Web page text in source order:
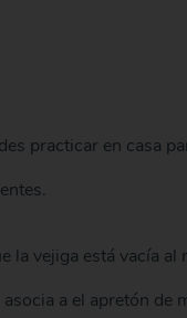
practicar en casa
la vejiga está vacía
a el apretón